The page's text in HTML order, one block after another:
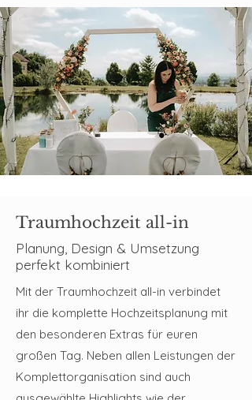
Traumhochzeit all-in
Planung, Design & Umsetzung
perfekt kombiniert
Mit der Traumhochzeit all-in verbindet
ihr die komplette Hochzeitsplanung mit
den besonderen Extras für euren
großen Tag. Neben allen Leistungen der
Komplettorganisation sind auch